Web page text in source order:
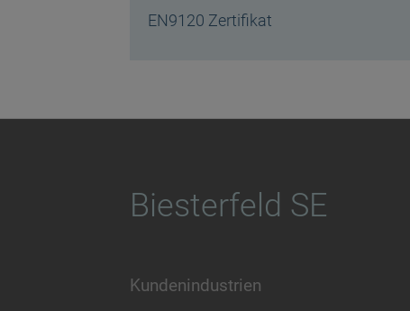
EN9120 Zertifikat
Biesterfeld SE
Kundenindustrien